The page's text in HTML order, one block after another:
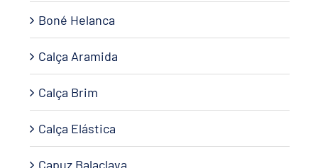
Boné Helanca
Calça Aramida
Calça Brim
Calça Elástica
Capuz Balaclava